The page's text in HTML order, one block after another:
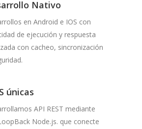
Nativo
en Android e IOS con
de ejecución y respuesta
con cacheo, sincronización
únicas
API REST mediante
Node.js. que conecte